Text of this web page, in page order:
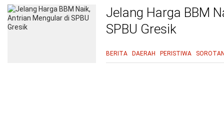
Jelang Harga BBM
SPBU Gresik
BERITA DAERAH PERISTIWA